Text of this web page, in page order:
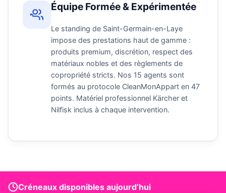
Équipe Formée & Expérimentée
Le standing de Saint-Germain-en-Laye
impose des prestations haut de gamme :
produits premium, discrétion, respect des
matériaux nobles et des règlements de
copropriété stricts. Nos 15 agents sont
formés au protocole CleanMonAppart en 47
points. Matériel professionnel Kärcher et
Nilfisk inclus à chaque intervention.
Créneaux disponibles aujourd’hui